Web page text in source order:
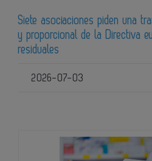
Siete asociaciones piden una
y proporcional de la Directiva
residuales
2026-07-03